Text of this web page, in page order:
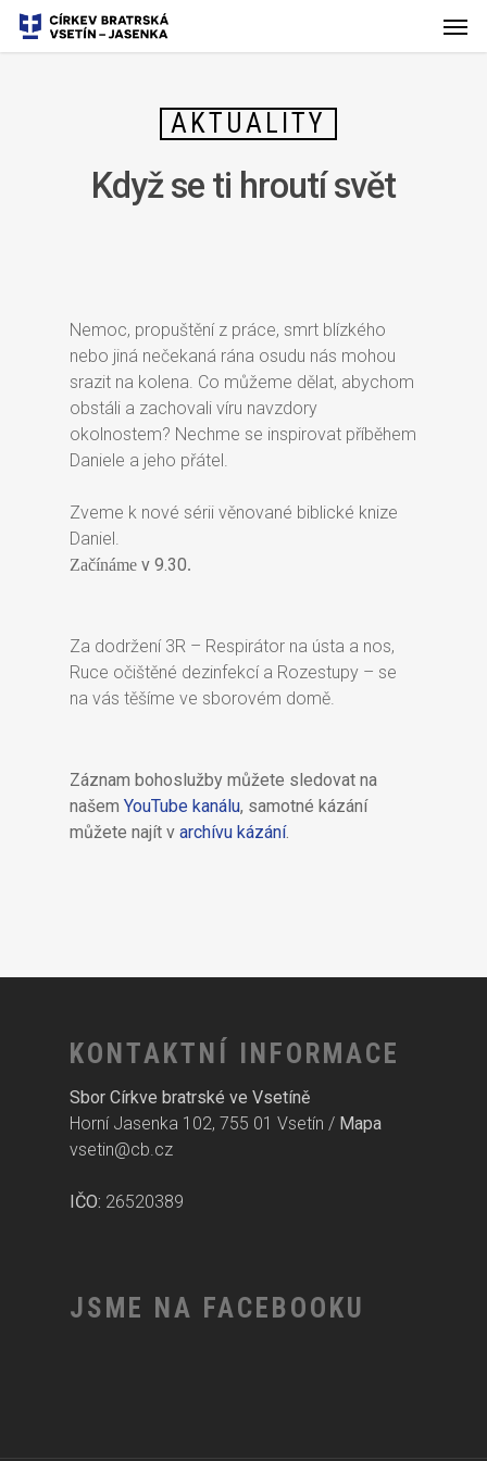
AKTUALITY
Když se ti hroutí svět
Nemoc, propuštění z práce, smrt blízkého
nebo jiná nečekaná rána osudu nás mohou
srazit na kolena. Co můžeme dělat, abychom
obstáli a zachovali víru navzdory
okolnostem? Nechme se inspirovat příběhem
Daniele a jeho přátel.
Zveme k nové sérii věnované biblické knize
Daniel.
Začínáme v 9.30.
Za dodržení 3R – Respirátor na ústa a nos,
Ruce očištěné dezinfekcí a Rozestupy – se
na vás těšíme ve sborovém domě.
Záznam bohoslužby můžete sledovat na
našem YouTube kanálu, samotné kázání
můžete najít v archívu kázání.
KONTAKTNÍ INFORMACE
Sbor Církve bratrské ve Vsetíně
Horní Jasenka 102, 755 01 Vsetín / Mapa
vsetin@cb.cz
IČO: 26520389
JSME NA FACEBOOKU